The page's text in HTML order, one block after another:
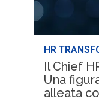
HR
Il Chief
Una
alleata